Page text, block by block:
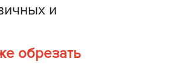
и
обрезать